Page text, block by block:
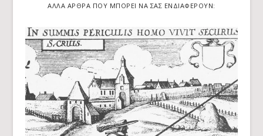
ΆΛΛΑ ΆΡΘΡΑ ΠΟΥ ΜΠΟΡΕΊ ΝΑ ΣΑΣ ΕΝΔΙΑΦΈΡΟΥΝ: